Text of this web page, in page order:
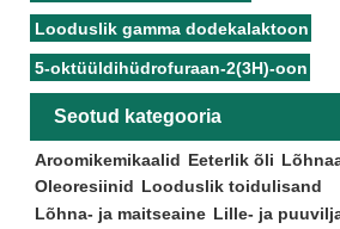
Looduslik gamma dodekalaktoon
5-oktüüldihüdrofuraan-2(3H)-oon
Seotud kategooria
Aroomikemikaalid Eeterlik õli
Oleoresiinid Looduslik toidulisand
Lõhna- ja maitseaine Lille- ja